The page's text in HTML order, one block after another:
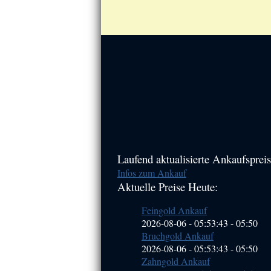
Haupt-
Sidebar
Laufend aktualisierte
Infos zum Ankauf
Aktuelle Preise Heute:
Feingold Ankauf
2026-08-06 - 05:53:43 -05:50
Bruchgold Ankauf
2026-08-06 - 05:53:43 -05:50
Zahngold Ankauf